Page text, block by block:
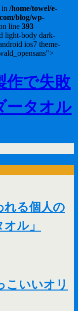
in /home/towel/e-
blog/wp-
line 393
light-body dark-
ios7 theme-
作で失敗
ータオル
れる個人の
ル」
こいいオリ